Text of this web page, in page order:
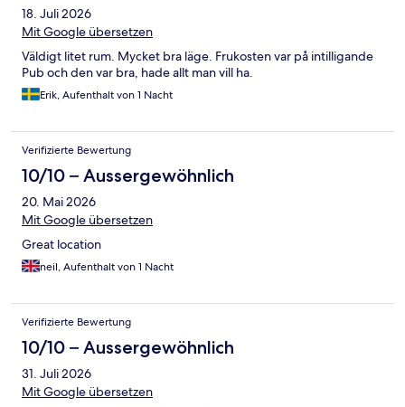
18. Juli 2026
Mit Google übersetzen
Väldigt litet rum. Mycket bra läge. Frukosten var på intilligande
Pub och den var bra, hade allt man vill ha.
Erik, Aufenthalt von 1 Nacht
Verifizierte Bewertung
10/10 – Aussergewöhnlich
20. Mai 2026
Mit Google übersetzen
Great location
neil, Aufenthalt von 1 Nacht
Verifizierte Bewertung
10/10 – Aussergewöhnlich
31. Juli 2026
Mit Google übersetzen